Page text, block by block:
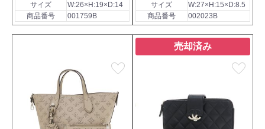
サイズ
W:26×H:19×D:14
商品番号
001759B
サイズ
W:27×H:15×D:8.5
商品番号
002023B
favorite
売却済み
favorite